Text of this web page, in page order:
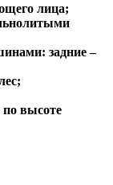
лица;
задние –
высоте